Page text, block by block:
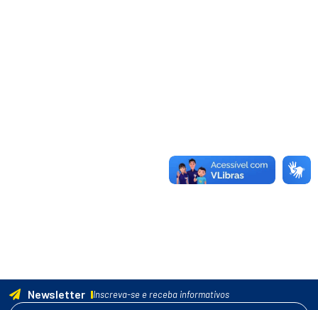
Newsletter Inscreva-se e receba informativos